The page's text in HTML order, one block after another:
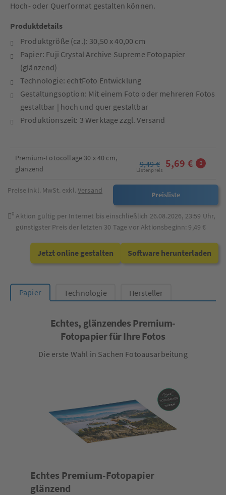
Hoch- oder Querformat gestalten können.
Produktdetails
Produktgröße (ca.): 30,50 x 40,00 cm
Papier: Fuji Crystal Archive Supreme Fotopapier
(glänzend)
Technologie: echtFoto Entwicklung
Gestaltungsoption: Mit einem Foto oder mehreren Fotos
gestaltbar | hoch und quer gestaltbar
Produktionszeit: 3 Werktage zzgl. Versand
Premium-Fotocollage 30 x 40 cm,
glänzend
9,49 €
Listenpreis
5,69 €
Preisliste
Preise inkl. MwSt. exkl.Versand
0 Aktion gültig per Internet bis einschließlich 26.08.2026, 23:59 Uhr,
günstigster Preis der letzten 30 Tage vor Aktionsbeginn: 9,49 €
Jetzt online gestalten Software herunterladen
Papier Technologie Hersteller
Echtes, glänzendes Premium-
Fotopapier für Ihre Fotos
Die erste Wahl in Sachen Fotoausarbeitung
Echtes Premium-Fotopapier
glänzend